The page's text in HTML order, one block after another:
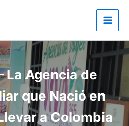
Agencia de
que Nació en
a Colombia